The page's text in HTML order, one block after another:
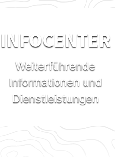
INFOCENTER
Weiterführende
Informationen und
Dienstleistungen